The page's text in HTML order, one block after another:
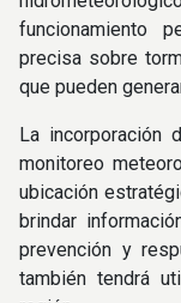
funcionamiento
precisa sobre
que pueden
La incorporación
monitoreo
ubicación
brindar
prevención y
también tendrá